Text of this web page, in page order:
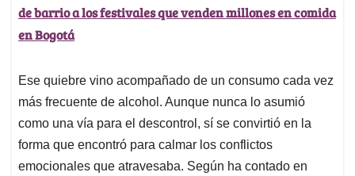
de barrio a los festivales que venden millones en comida
en Bogotá
Ese quiebre vino acompañado de un consumo cada vez
más frecuente de alcohol. Aunque nunca lo asumió
como una vía para el descontrol, sí se convirtió en la
forma que encontró para calmar los conflictos
emocionales que atravesaba. Según ha contado en